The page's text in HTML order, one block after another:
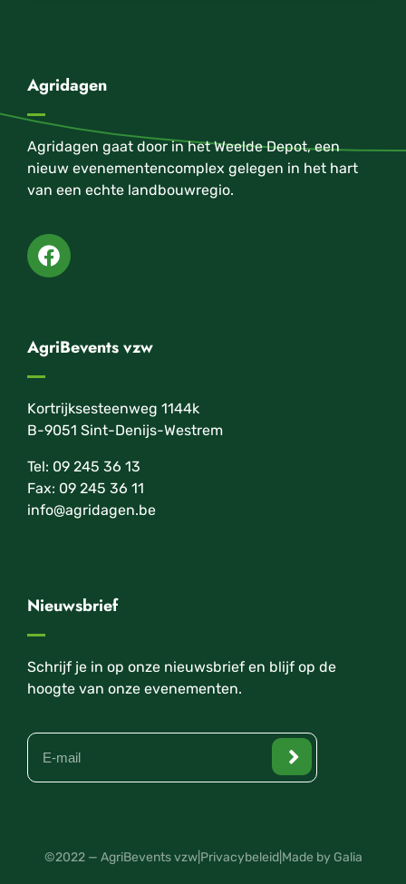
Agridagen
Agridagen gaat door in het Weelde Depot, een
nieuw evenementencomplex gelegen in het hart
van een echte landbouwregio.
AgriBevents vzw
Kortrijksesteenweg 1144k
B-9051 Sint-Denijs-Westrem
Tel: 09 245 36 13
Fax: 09 245 36 11
info@agridagen.be
Nieuwsbrief
Schrijf je in op onze nieuwsbrief en blijf op de
hoogte van onze evenementen.
©2022 — AgriBevents vzw| Privacybeleid| Made by Galia